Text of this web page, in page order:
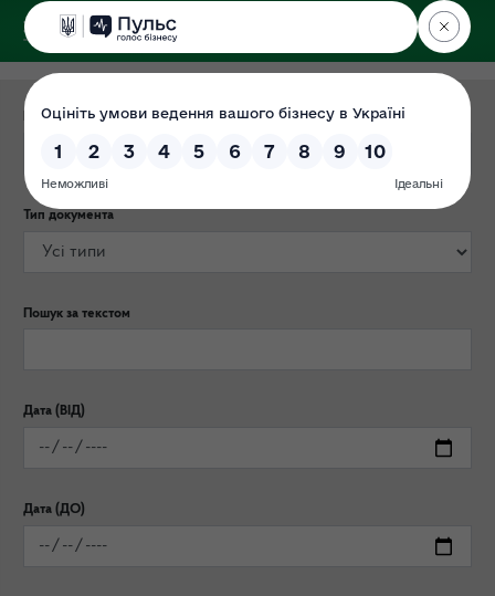
ДЕРЖЕКОІНСПЕКЦІЯ
Категорія публікації
Тип документа
Пошук за текстом
Дата (ВІД)
Дата (ДО)